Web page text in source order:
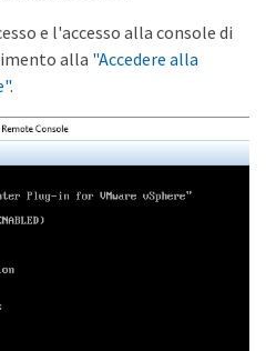
e l'accesso alla console di
alla "Accedere alla
.